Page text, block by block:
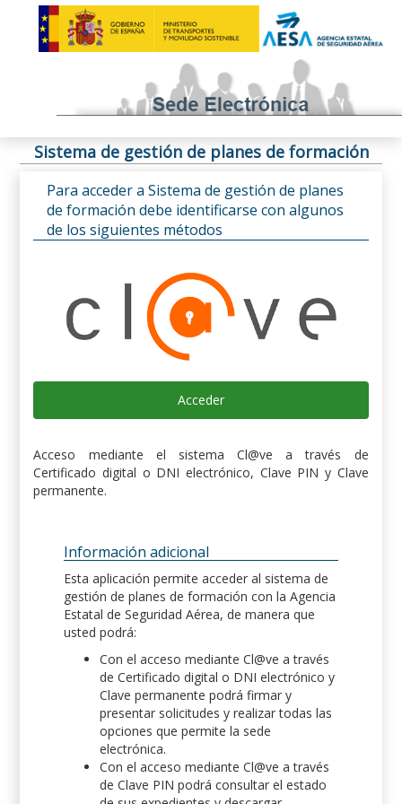
Sistema de gestión de planes de formación
Para acceder a Sistema de gestión de planes
de formación debe identificarse con algunos
de los siguientes métodos
Acceder
Acceso mediante el sistema Cl@ve a través de
Certificado digital o DNI electrónico, Clave PIN y Clave
permanente.
Información adicional
Esta aplicación permite acceder al sistema de
gestión de planes de formación con la Agencia
Estatal de Seguridad Aérea, de manera que
usted podrá:
Con el acceso mediante Cl@ve a través
de Certificado digital o DNI electrónico y
Clave permanente podrá firmar y
presentar solicitudes y realizar todas las
opciones que permite la sede
electrónica.
Con el acceso mediante Cl@ve a través
de Clave PIN podrá consultar el estado